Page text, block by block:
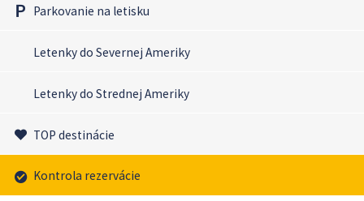
Parkovanie na letisku
Letenky do Severnej Ameriky
Letenky do Strednej Ameriky
TOP destinácie
Kontrola rezervácie